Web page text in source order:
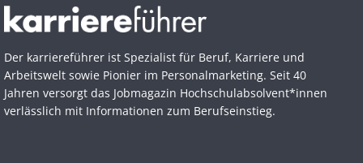
Der karriereführer ist Spezialist für Beruf, Karriere und
Arbeitswelt sowie Pionier im Personal­marketing. Seit 40
Jahren versorgt das Jobmagazin Hochschul­absolvent*innen
verlässlich mit Informationen zum Berufseinstieg.